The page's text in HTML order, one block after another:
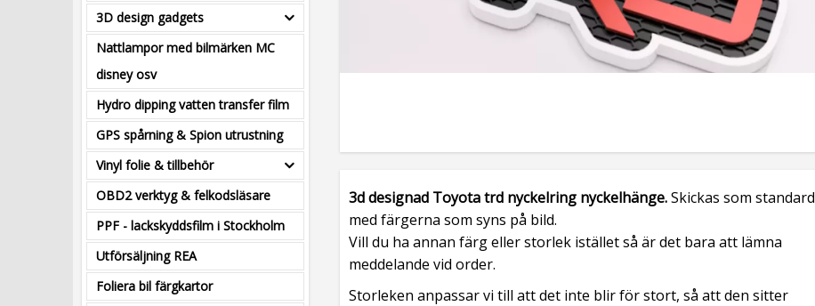
3d designad Toyota trd nyckelring nyckelhänge.Skickas som standard
med färgerna som syns på bild.
Vill du ha annan färg eller storlek istället så är det bara att lämna
meddelande vid order.
Storleken anpassar vi till att det inte blir för stort, så att den sitter
3D design gadgets
Nattlampor med bilmärken MC
disney osv
Hydro dipping vatten transfer film
GPS spårning & Spion utrustning
Vinyl folie & tillbehör
OBD2 verktyg & felkodsläsare
PPF - lackskyddsfilm i Stockholm
Utförsäljning REA
Foliera bil färgkartor